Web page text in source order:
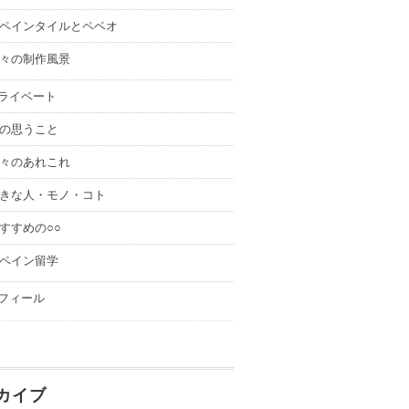
インタイルとペベオ
の制作風景
イベート
思うこと
のあれこれ
な人・モノ・コト
すめの○○
イン留学
ィール
イブ